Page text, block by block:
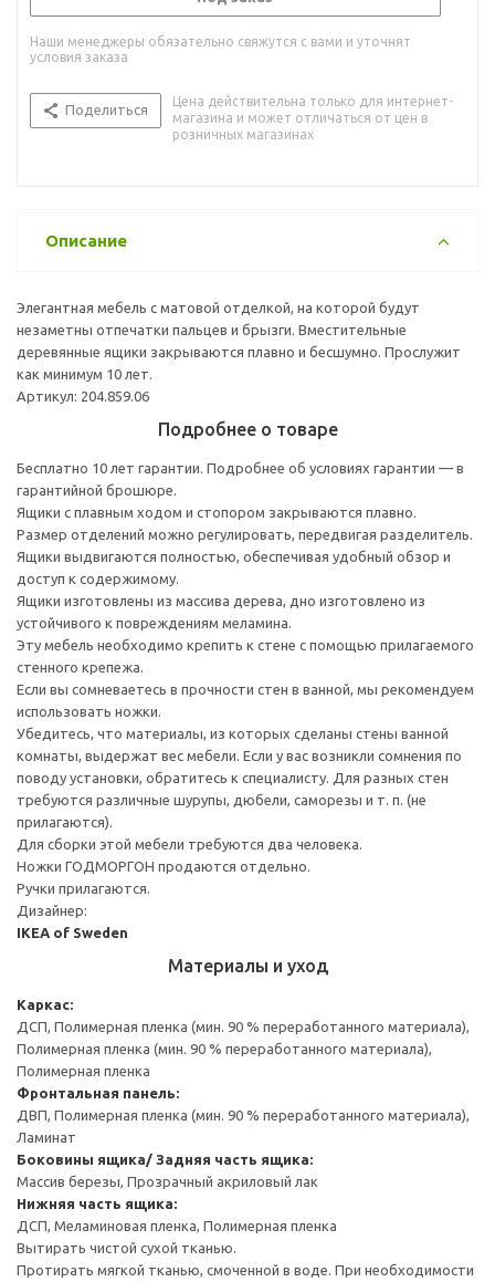
Наши менеджеры обязательно свяжутся с вами и уточнят
условия заказа
Поделиться
Цена действительна только для интернет-
магазина и может отличаться от цен в
розничных магазинах
Описание
Элегантная мебель с матовой отделкой, на которой будут
незаметны отпечатки пальцев и брызги. Вместительные
деревянные ящики закрываются плавно и бесшумно. Прослужит
как минимум 10 лет.
Артикул: 204.859.06
Подробнее о товаре
Бесплатно 10 лет гарантии. Подробнее об условиях гарантии — в
гарантийной брошюре.
Ящики с плавным ходом и стопором закрываются плавно.
Размер отделений можно регулировать, передвигая разделитель.
Ящики выдвигаются полностью, обеспечивая удобный обзор и
доступ к содержимому.
Ящики изготовлены из массива дерева, дно изготовлено из
устойчивого к повреждениям меламина.
Эту мебель необходимо крепить к стене с помощью прилагаемого
стенного крепежа.
Если вы сомневаетесь в прочности стен в ванной, мы рекомендуем
использовать ножки.
Убедитесь, что материалы, из которых сделаны стены ванной
комнаты, выдержат вес мебели. Если у вас возникли сомнения по
поводу установки, обратитесь к специалисту. Для разных стен
требуются различные шурупы, дюбели, саморезы и т. п. (не
прилагаются).
Для сборки этой мебели требуются два человека.
Ножки ГОДМОРГОН продаются отдельно.
Ручки прилагаются.
Дизайнер:
IKEA of Sweden
Материалы и уход
Каркас:
ДСП, Полимерная пленка (мин. 90 % переработанного материала),
Полимерная пленка (мин. 90 % переработанного материала),
Полимерная пленка
Фронтальная панель:
ДВП, Полимерная пленка (мин. 90 % переработанного материала),
Ламинат
Боковины ящика/ Задняя часть ящика:
Массив березы, Прозрачный акриловый лак
Нижняя часть ящика:
ДСП, Меламиновая пленка, Полимерная пленка
Вытирать чистой сухой тканью.
Протирать мягкой тканью, смоченной в воде. При необходимости